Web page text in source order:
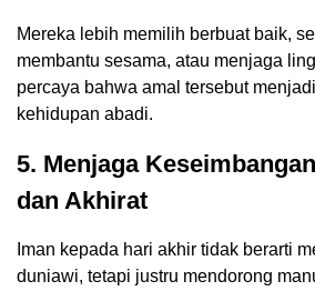
Mereka lebih memilih berbuat baik,
membantu sesama, atau menjaga
percaya bahwa amal tersebut
kehidupan abadi.
5. Menjaga
dan Akhirat
Iman kepada hari akhir tidak berarti
duniawi, tetapi justru mendorong